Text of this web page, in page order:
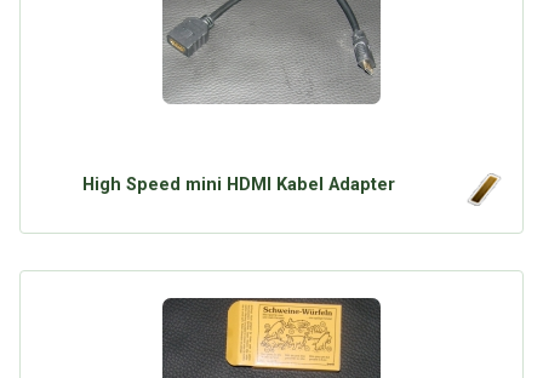
High Speed mini HDMI Kabel Adapter